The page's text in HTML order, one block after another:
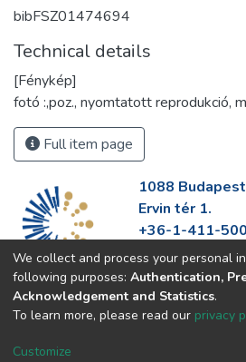
bibFSZ01474694
Technical details
[Fénykép]
fotó :,poz., nyomtatott reprodukció,
Full item page
1088
Ervin tér 1.
+36-1-411-
info@fszek.hu
https://fszek.hu
We collect and process your personal
following purposes: Authentication,
Acknowledgement and Statistics.
To learn more, please read our privacy
Customize